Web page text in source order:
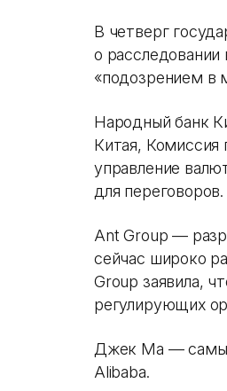
В четверг
о расследовании
«подозрением в
Народный банк
Китая, Комиссия
управление
для переговоров.
Ant Group —
сейчас широко
Group заявила,
регулирующих
Джек Ма — самый
Alibaba.